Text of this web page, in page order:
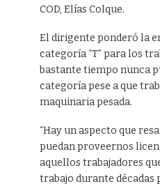
COD, Elías Colque.
El dirigente ponderó la
categoría “T” para los
bastante tiempo nunca
categoría pese a que
maquinaria pesada.
“Hay un aspecto que
puedan proveernos
aquellos trabajadores
trabajo durante décadas